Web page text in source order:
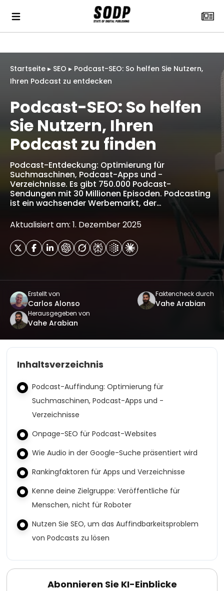
Startseite ▸ SEO ▸ Podcast-SEO: So helfen Sie Nutzern,
Ihren Podcast zu entdecken
Podcast-SEO: So helfen
Sie Nutzern, Ihren
Podcast zu finden
Podcast-Entdeckung: Optimierung für
Suchmaschinen, Podcast-Apps und -
Verzeichnisse. Es gibt 750.000 Podcast-
Sendungen mit 30 Millionen Episoden. Podcasting
ist ein wachsender Werbemarkt, der…
Aktualisiert am: 1. Dezember 2025
Erstellt von
Carlos Alonso
Faktencheck durch
Vahe Arabian
Herausgegeben von
Vahe Arabian
Inhaltsverzeichnis
Podcast-Auffindung: Optimierung für
Suchmaschinen, Podcast-Apps und -
Verzeichnisse
Onpage-SEO für Podcast-Websites
Wie Audio in der Google-Suche präsentiert wird
Rankingfaktoren für Apps und Verzeichnisse
Kenne deine Zielgruppe: Veröffentliche für
Menschen, nicht für Roboter
Nutzen Sie SEO, um das Auffindbarkeitsproblem
von Podcasts zu lösen
Abonnieren Sie KI-Einblicke